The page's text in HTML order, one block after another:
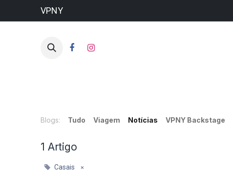
VPNY
Blogs: Tudo Viagem Notícias VPNY Backstage
1 Artigo
Casais ×